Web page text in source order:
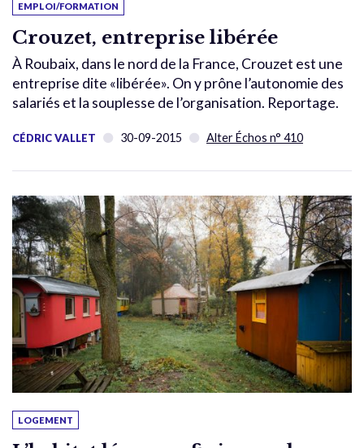
EMPLOI/FORMATION
Crouzet, entreprise libérée
À Roubaix, dans le nord de la France, Crouzet est une
entreprise dite «libérée». On y prône l’autonomie des
salariés et la souplesse de l’organisation. Reportage.
CÉDRIC VALLET 30-09-2015 Alter Échos n° 410
LOGEMENT